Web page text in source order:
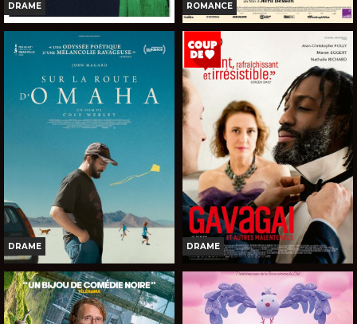
DRAME
HOME STORIES
Horaires et Infos
Bande-annonce
Réservation
TOUT PUBLIC
ROMANCE
LES MATINS MERVEILLEUX
Horaires et Infos
Bande-annonce
Réservation
TOUT PUBLIC
VOST
DRAME
SUR LA ROUTE D'OMAHA
Horaires et Infos
DRAME
GAVAGAI, ET AUTRES
MALENTENDUS
Horaires et Infos